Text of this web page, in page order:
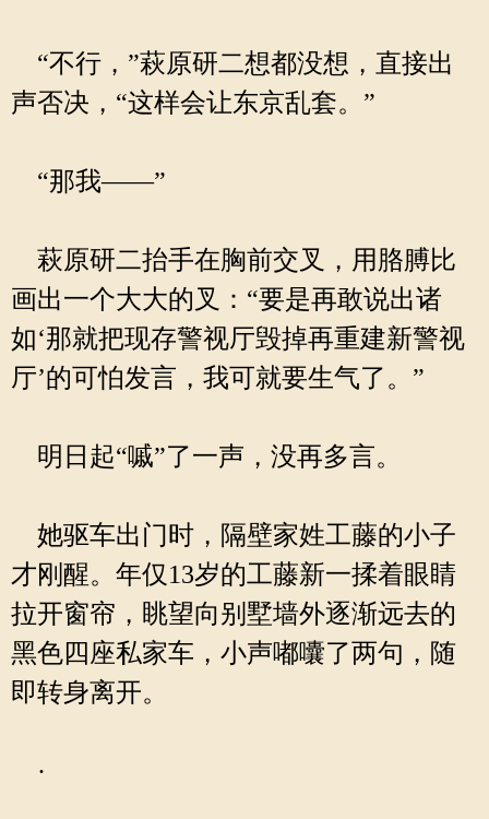
“不行，”萩原研二想都没想，直接出
声否决，“这样会让东京乱套。”
“那我——”
萩原研二抬手在胸前交叉，用胳膊比
画出一个大大的叉：“要是再敢说出诸
如‘那就把现存警视厅毁掉再重建新警视
厅’的可怕发言，我可就要生气了。”
明日起“嘁”了一声，没再多言。
她驱车出门时，隔壁家姓工藤的小子
才刚醒。年仅13岁的工藤新一揉着眼睛
拉开窗帘，眺望向别墅墙外逐渐远去的
黑色四座私家车，小声嘟囔了两句，随
即转身离开。
·